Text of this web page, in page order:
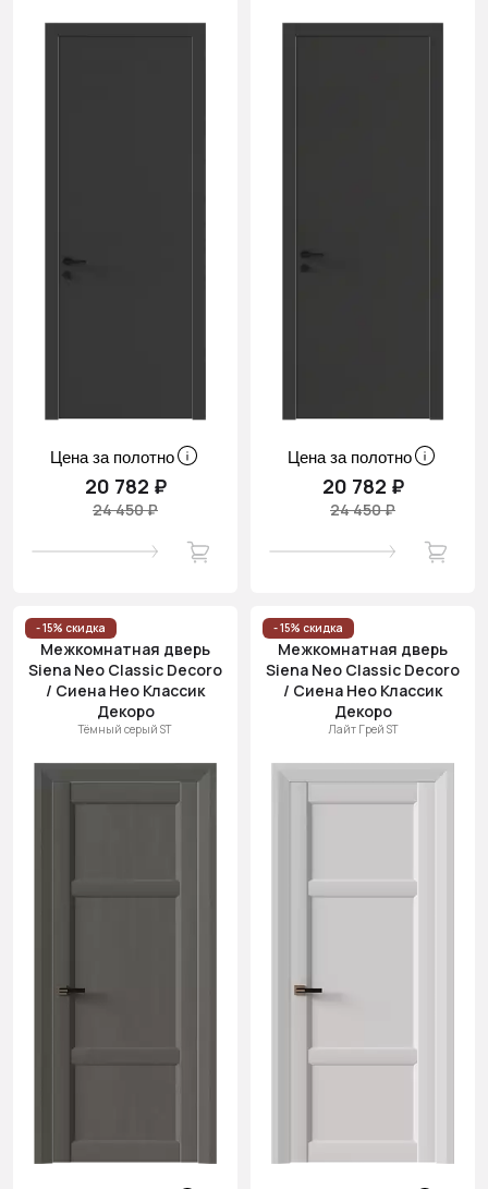
Цена за полотно
20 782 ₽
24 450 ₽
Цена за полотно
20 782 ₽
24 450 ₽
- 15% скидка
Межкомнатная дверь
Siena Neo Classic Decoro
/ Сиена Нео Классик
Декоро
Тёмный серый ST
- 15% скидка
Межкомнатная дверь
Siena Neo Classic Decoro
/ Сиена Нео Классик
Декоро
Лайт Грей ST